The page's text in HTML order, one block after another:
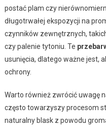
postać plam czy
długotrwałej ekspozycji na
czynników zewnętrznych,
czy palenie tytoniu. Te
usunięcia, dlatego ważne jest,
ochrony.
Warto również zwrócić uwagę
często towarzyszy procesom
naturalny blask z powodu